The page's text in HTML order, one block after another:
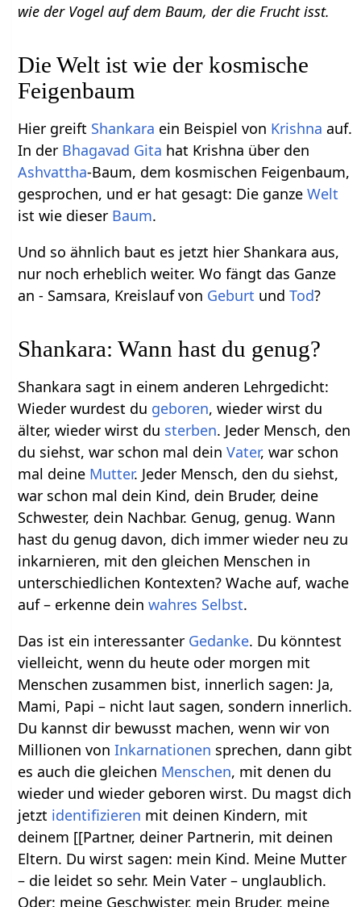
wie der Vogel auf dem Baum, der die Frucht isst.
Die Welt ist wie der kosmische
Feigenbaum
Hier greift Shankara ein Beispiel von Krishna auf.
In der Bhagavad Gita hat Krishna über den
Ashvattha-Baum, dem kosmischen Feigenbaum,
gesprochen, und er hat gesagt: Die ganzeWelt
ist wie dieser Baum.
Und so ähnlich baut es jetzt hier Shankara aus,
nur noch erheblich weiter. Wo fängt das Ganze
an - Samsara, Kreislauf von Geburt undTod?
Shankara: Wann hast du genug?
Shankara sagt in einem anderen Lehrgedicht:
Wieder wurdest du geboren, wieder wirst du
älter, wieder wirst du sterben. Jeder Mensch, den
du siehst, war schon mal deinVater, war schon
mal deine Mutter. Jeder Mensch, den du siehst,
war schon mal dein Kind, dein Bruder, deine
Schwester, dein Nachbar. Genug, genug. Wann
hast du genug davon, dich immer wieder neu zu
inkarnieren, mit den gleichen Menschen in
unterschiedlichen Kontexten? Wache auf, wache
auf – erkenne deinwahres Selbst.
Das ist ein interessanter Gedanke. Du könntest
vielleicht, wenn du heute oder morgen mit
Menschen zusammen bist, innerlich sagen: Ja,
Mami, Papi – nicht laut sagen, sondern innerlich.
Du kannst dir bewusst machen, wenn wir von
Millionen vonInkarnationen sprechen, dann gibt
es auch die gleichen Menschen, mit denen du
wieder und wieder geboren wirst. Du magst dich
jetzt identifizieren mit deinen Kindern, mit
deinem [[Partner, deiner Partnerin, mit deinen
Eltern. Du wirst sagen: mein Kind. Meine Mutter
– die leidet so sehr. Mein Vater – unglaublich.
Oder: meine Geschwister, mein Bruder, meine